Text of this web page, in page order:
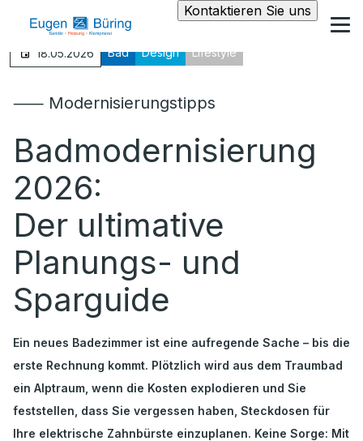
Kontaktieren Sie uns
18.05.2026 Bad Design Lifestyle
⸺ Modernisierungstipps
Badmodernisierung
2026:
Der ultimative
Planungs- und
Sparguide
Ein neues Badezimmer ist eine aufregende Sache – bis die
erste Rechnung kommt. Plötzlich wird aus dem Traumbad
ein Alptraum, wenn die Kosten explodieren und Sie
feststellen, dass Sie vergessen haben, Steckdosen für
Ihre elektrische Zahnbürste einzuplanen. Keine Sorge: Mit